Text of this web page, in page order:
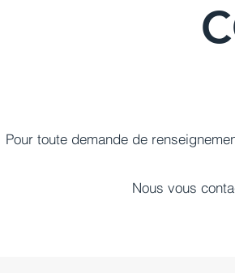
Pour toute demande de
Nous vous